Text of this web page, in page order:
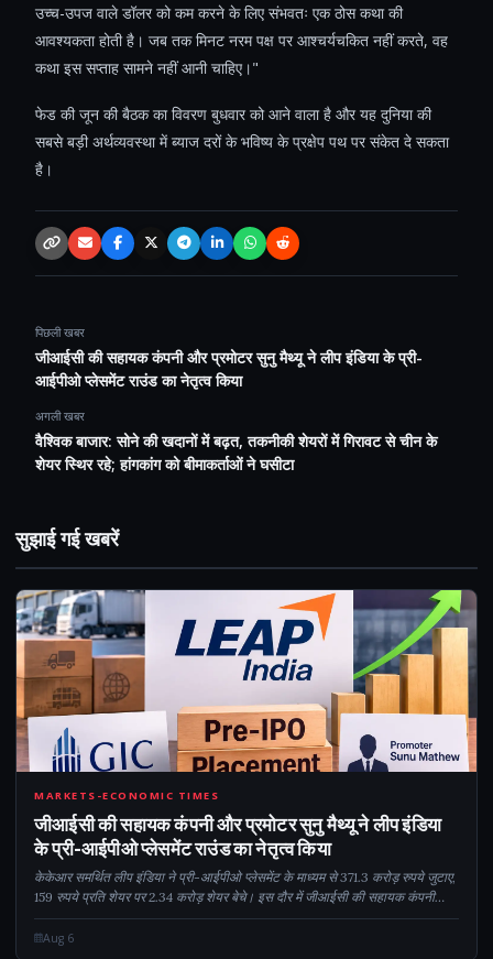
उच्च-उपज वाले डॉलर को कम करने के लिए संभवतः एक ठोस कथा की
आवश्यकता होती है। जब तक मिनट नरम पक्ष पर आश्चर्यचकित नहीं करते, वह
कथा इस सप्ताह सामने नहीं आनी चाहिए।"
फेड की जून की बैठक का विवरण बुधवार को आने वाला है और यह दुनिया की
सबसे बड़ी अर्थव्यवस्था में ब्याज दरों के भविष्य के प्रक्षेप पथ पर संकेत दे सकता
है।
Copy link
EmailFacebookX / TwitterTelegramLinkedInWhatsApp
Reddit
पिछली खबर
जीआईसी की सहायक कंपनी और प्रमोटर सुनु मैथ्यू ने लीप इंडिया के प्री-
आईपीओ प्लेसमेंट राउंड का नेतृत्व किया
अगली खबर
वैश्विक बाजार: सोने की खदानों में बढ़त, तकनीकी शेयरों में गिरावट से चीन के
शेयर स्थिर रहे; हांगकांग को बीमाकर्ताओं ने घसीटा
सुझाई गई खबरें
CM
MARKETS-ECONOMIC TIMES
जीआईसी की सहायक कंपनी और प्रमोटर सुनु मैथ्यू ने लीप इंडिया
के प्री-आईपीओ प्लेसमेंट राउंड का नेतृत्व किया
केकेआर समर्थित लीप इंडिया ने प्री-आईपीओ प्लेसमेंट के माध्यम से 371.3 करोड़ रुपये जुटाए,
159 रुपये प्रति शेयर पर 2.34 करोड़ शेयर बेचे। इस दौर में जीआईसी की सहायक कंपनी
गैमनैट पीटीई लिमिटेड, डायमन एशिया और प्रमोटर से जुड़े मैट्यास की भागीदारी देखी गई...
Aug 6